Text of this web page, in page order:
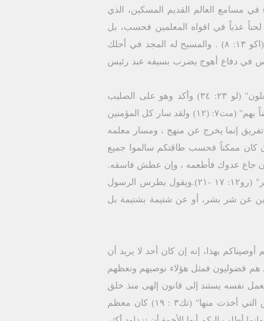
شجياً و القراء في مسامع العالم القديم المسكين، الذي
لحناً عذباً في افواه المعلمين فحسب، بل
شوهدت حية في حياتهم ناطقة بأفعالهم إن المحبة المسيحية الأصيلة لا تسقط أبداً (اكو ١٣: ٨) . والمسيح له المجد في أحلك
في دفاع أهوج يضرب بسيفه عبد رئيس
والسيد المسيح صفح عن أعدائه وصالبيه يا أبتاه اغفر لهم لأنهم لا يعلمون ماذا يفعلون" (لو ۲۳: ٣٤) وأكد وهو على الصليب
القاعدة الذهبية التي نادى بها كل ما تريدون أن يفعل الناس بكم ، افعلوا هكذا أنتم أيضاً بهم" (مت۷: (۱۲) ولقد سار كل المؤمنين
إنما يخرج عن منهج ، ومسار معلمه
كان ممكناً فحسب طاقتكم سالموا جميع
فإن جاع عدوك فأطعمه ، وإن عطش فاسقه.
لأنك إن فعلت هذا تجمع جمر نار على رأسه . لا يغلبنك الشر ، بل اغلب الشر بالخير" (رو١٢: ١٧ -٢١).ويقول بطرس الرسول
عن شر بشر، أو عن شتيمة بشتيمة بل
بهذا، إنه إن كان أحد لا يريد أن
هم فضوليون فمثل هؤلاء نوصيهم ونعظهم
أن يشتغلوا بهدوء ويأكلوا خبز أنفسهم" (۲ تس ۳ : ۱۰ - ۱۲) إن العمل نفسه يستند إلى قانون إلهى منذ خلق
العالم فقد قال الرب لآدم بعد أن أخطأ بعرق وجهك تأكل خبزاً حتى تعود إلى الأرض التي أخذت منها" (تك٣ : ۱۹) كان معظم